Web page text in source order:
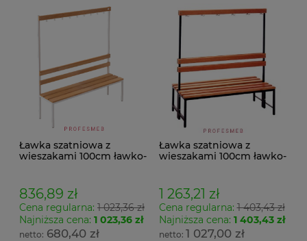
Ławka szatniowa z
wieszakami 100cm ławko-
836,89 zł
Cena regularna: 1 023,36 zł
Najniższa cena: 1 023,36 zł
680,40 zł
Ławka szatniowa z
wieszakami 100cm ławko-
1 263,21 zł
Cena regularna:1 403,43 zł
Najniższa cena: 1 403,43 zł
1 027,00 zł